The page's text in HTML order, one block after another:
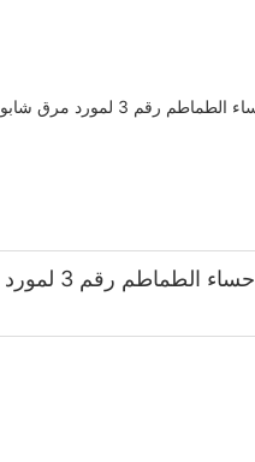
حساء الطماطم رقم 3 لمورد مرق شابو شابو